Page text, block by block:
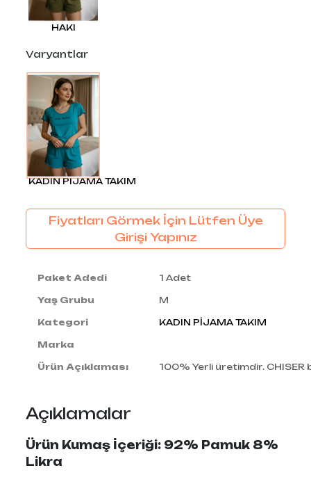
HAKI
Varyantlar
KADIN PİJAMA TAKIM
Fiyatları Görmek İçin Lütfen Üye
Girişi Yapınız
Paket Adedi 1 Adet
Yaş Grubu M
Kategori KADIN PİJAMA TAKIM
Marka
Ürün Açıklaması 100% Yerli üretimdir. CHISER
Açıklamalar
Ürün Kumaş İçeriği: 92% Pamuk 8%
Likra